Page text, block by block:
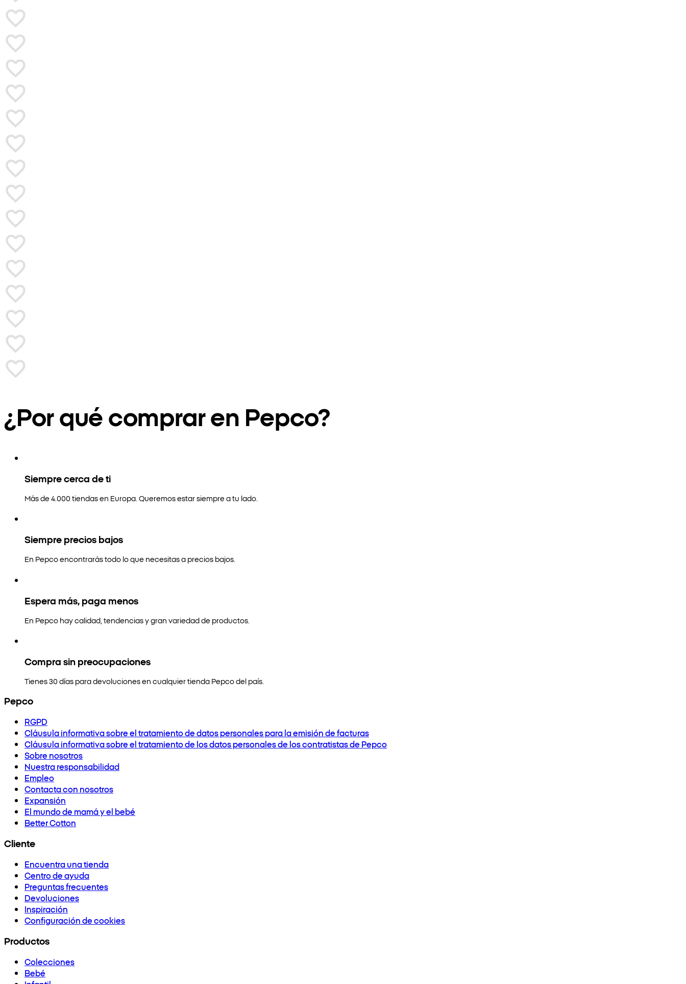
¿Por qué comprar en Pepco?
Siempre cerca de ti
Más de 4.000 tiendas en Europa. Queremos estar siempre a tu lado.
Siempre precios bajos
En Pepco encontrarás todo lo que necesitas a precios bajos.
Espera más, paga menos
En Pepco hay calidad, tendencias y gran variedad de productos.
Compra sin preocupaciones
Tienes 30 días para devoluciones en cualquier tienda Pepco del país.
Pepco
RGPD
Cláusula informativa sobre el tratamiento de datos personales para la emisión de facturas
Cláusula informativa sobre el tratamiento de los datos personales de los contratistas de Pepco
Sobre nosotros
Nuestra responsabilidad
Empleo
Contacta con nosotros
Expansión
El mundo de mamá y el bebé
Better Cotton
Cliente
Encuentra una tienda
Centro de ayuda
Preguntas frecuentes
Devoluciones
Inspiración
Configuración de cookies
Productos
Colecciones
Bebé